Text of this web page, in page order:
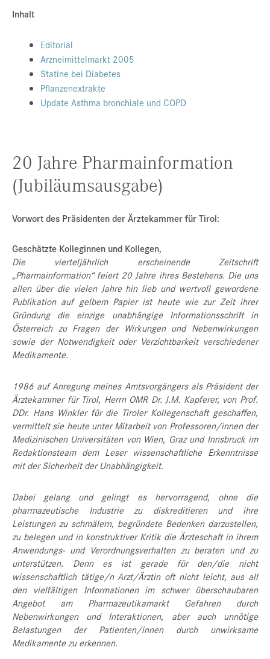
Presse
Kontakt
Datenschutz
Service-Links
Inhalt
Editorial
Arzneimittelmarkt 2005
Statine bei Diabetes
Pflanzenextrakte
Update Asthma bronchiale und COPD
20 Jahre Pharmainformation
(Jubiläumsausgabe)
Vorwort des Präsidenten der Ärztekammer für Tirol:
Geschätzte Kolleginnen und Kollegen,
Die vierteljährlich erscheinende Zeitschrift
„Pharmainformation“ feiert 20 Jahre ihres Bestehens. Die uns
allen über die vielen Jahre hin lieb und wertvoll gewordene
Publikation auf gelbem Papier ist heute wie zur Zeit ihrer
Gründung die einzige unabhängige Informationsschrift in
Österreich zu Fragen der Wirkungen und Nebenwirkungen
sowie der Notwendigkeit oder Verzichtbarkeit verschiedener
Medikamente.
1986 auf Anregung meines Amtsvorgängers als Präsident der
Ärztekammer für Tirol, Herrn OMR Dr. J.M. Kapferer, von Prof.
DDr. Hans Winkler für die Tiroler Kollegenschaft geschaffen,
vermittelt sie heute unter Mitarbeit von Professoren/innen der
Medizinischen Universitäten von Wien, Graz und Innsbruck im
Redaktionsteam dem Leser wissenschaftliche Erkenntnisse
mit der Sicherheit der Unabhängigkeit.
Dabei gelang und gelingt es hervorragend, ohne die
pharmazeutische Industrie zu diskreditieren und ihre
Leistungen zu schmälern, begründete Bedenken darzustellen,
zu belegen und in konstruktiver Kritik die Ärzteschaft in ihrem
Anwendungs- und Verordnungsverhalten zu beraten und zu
unterstützen. Denn es ist gerade für den/die nicht
wissenschaftlich tätige/n Arzt/Ärztin oft nicht leicht, aus all
den vielfältigen Informationen im schwer überschaubaren
Angebot am Pharmazeutikamarkt Gefahren durch
Nebenwirkungen und Interaktionen, aber auch unnötige
Belastungen der Patienten/innen durch unwirksame
Medikamente zu erkennen.